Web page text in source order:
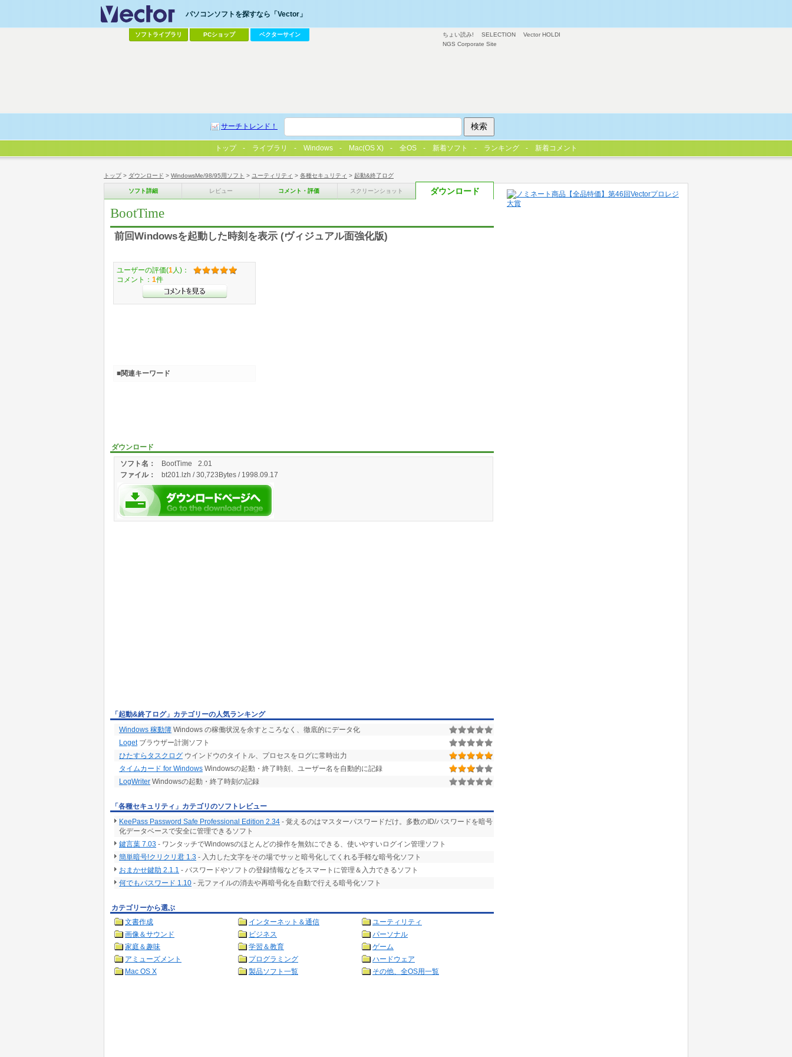
トップ> ダウンロード > WindowsMe/98/95用ソフト > ユーティリティ > 各種セキュリティ > 起動&終了ログ
ソフト詳細 レビュー コメント・評価 スクリーンショット ダウンロード
BootTime
前回Windowsを起動した時刻を表示 (ヴィジュアル面強化版)
ダウンロード
ソフト名：
BootTime 2.01
ファイル： bt201.lzh / 30,723Bytes / 1998.09.17
ユーザーの評価(1 人)：
コメント： 1件
■関連キーワード
「起動&終了ログ」カテゴリーの人気ランキング
Windows 稼動簿 Windows の稼働状況を余すところなく、徹底的にデータ化
Logetブラウザー計測ソフト
ひたすらタスクログ ウインドウのタイトル、プロセスをログに常時出力
タイムカード for Windows Windowsの起動・終了時刻、ユーザー名を自動的に記録
LogWriter Windowsの起動・終了時刻の記録
「各種セキュリティ」カテゴリのソフトレビュー
KeePass Password Safe Professional Edition 2.34 - 覚えるのはマスターパスワードだけ。多数のID/パスワードを暗号
化データベースで安全に管理できるソフト
鍵言葉 7.03 - ワンタッチでWindowsのほとんどの操作を無効にできる、使いやすいログイン管理ソフト
簡単暗号!クリクリ君 1.3 - 入力した文字をその場でサッと暗号化してくれる手軽な暗号化ソフト
おまかせ鍵助 2.1.1 - パスワードやソフトの登録情報などをスマートに管理＆入力できるソフト
何でもパスワード 1.10 - 元ファイルの消去や再暗号化を自動で行える暗号化ソフト
カテゴリーから選ぶ
文書作成
インターネット＆通信
ユーティリティ
画像＆サウンド
ビジネス
パーソナル
家庭＆趣味
学習＆教育
ゲーム
アミューズメント
プログラミング
ハードウェア
Mac OS X
製品ソフト一覧 その他、全OS用一覧
ちょい読み! SELECTION
Vector HOLDI
NGS Corporate Site
パソコンソフトを探すなら「Vector」
ソフトライブラリ PCショップ ベクターサイン
サーチトレンド！
トップ ライブラリ Windows Mac(OS X) 全OS 新着ソフト ランキング 新着コメント